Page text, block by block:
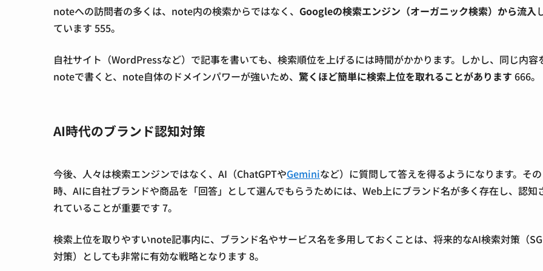
noteへの訪問者の多くは、note内の検索からではなく、 Googleの検索エンジン（オーガニック検索）から流入
ています 555。
自社サイト（WordPressなど）で記事を書いても、検索順位を上げるには時間がかかります。しかし、同じ内容
noteで書くと、note自体のドメインパワーが強いため、 驚くほど簡単に検索上位を取れることがあります 666。
AI時代のブランド認知対策
今後、人々は検索エンジンではなく、AI（ChatGPTやGeminiなど）に質問して答えを得るようになります。その
時、AIに自社ブランドや商品を「回答」として選んでもらうためには、Web上にブランド名が多く存在し、認知
れていることが重要です 7。
検索上位を取りやすいnote記事内に、ブランド名やサービス名を多用しておくことは、将来的なAI検索対策（
対策）としても非常に有効な戦略となります 8。